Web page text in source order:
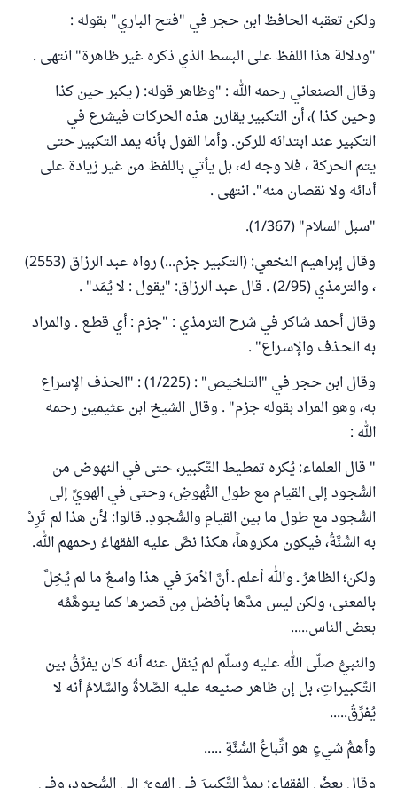
ولكن تعقبه الحافظ ابن حجر في "فتح الباري" بقوله :
"ودلالة هذا اللفظ على البسط الذي ذكره غير ظاهرة" انتهى .
وقال الصنعاني رحمه الله : "وظاهر قوله: ( يكبر حين كذا
وحين كذا )، أن التكبير يقارن هذه الحركات فيشرع في
التكبير عند ابتدائه للركن. وأما القول بأنه يمد التكبير حتى
يتم الحركة ، فلا وجه له، بل يأتي باللفظ من غير زيادة على
أدائه ولا نقصان منه". انتهى .
"سبل السلام" (1/367).
وقال إبراهيم النخعي: (التكبير جزم...) رواه عبد الرزاق (2553)
، والترمذي (2/95) . قال عبد الرزاق: "يقول : لا يُمَد" .
وقال أحمد شاكر في شرح الترمذي : "جزم : أي قطـع . والمراد
به الحـذف والإسـراع" .
وقال ابن حجر في "التلخيص" : (1/225) : "الحذف الإسراع
به، وهو المراد بقوله جزم" . وقال الشيخ ابن عثيمين رحمه
الله :
" قال العلماء: يُكره تمطيط التَّكبير، حتى في النهوض من
السُّجود إلى القيام مع طول النُّهوضِ، وحتى في الهويِّ إلى
السُّجود مع طول ما بين القيامِ والسُّجودِ. قالوا: لأن هذا لم تَرِدْ
به السُّنَّةُ، فيكون مكروهاً، هكذا نصَّ عليه الفقهاءُ رحمهم الله.
ولكن؛ الظاهرُ ـ والله أعلم ـ أنَّ الأمرَ في هذا واسعٌ ما لم يُخِلَّ
بالمعنى، ولكن ليس مدَّها بأفضل مِن قصرها كما يتوهَّمُه
بعض الناس.....
والنبيُّ صلّى الله عليه وسلّم لم يُنقل عنه أنه كان يفرِّقُ بين
التَّكبيراتِ، بل إن ظاهر صنيعه عليه الصَّلاةُ والسَّلامُ أنه لا
يُفرِّقُ.....
وأهمُّ شيءٍ هو اتِّباعُ السُّنَّةِ .....